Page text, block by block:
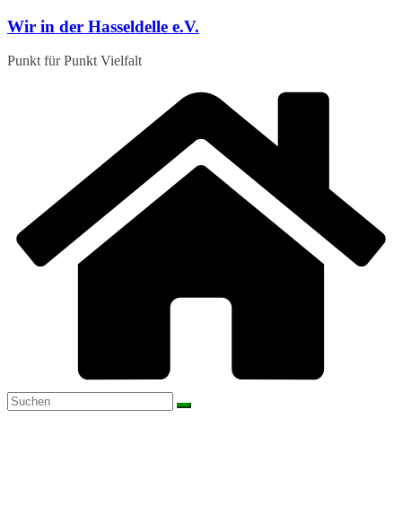
Zum
springen
Wir in der Hasseldelle e.V.
Punkt für Punkt Vielfalt